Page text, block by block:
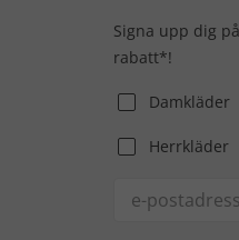
Signa upp dig
rabatt*!
Damkläder
Herrkläder